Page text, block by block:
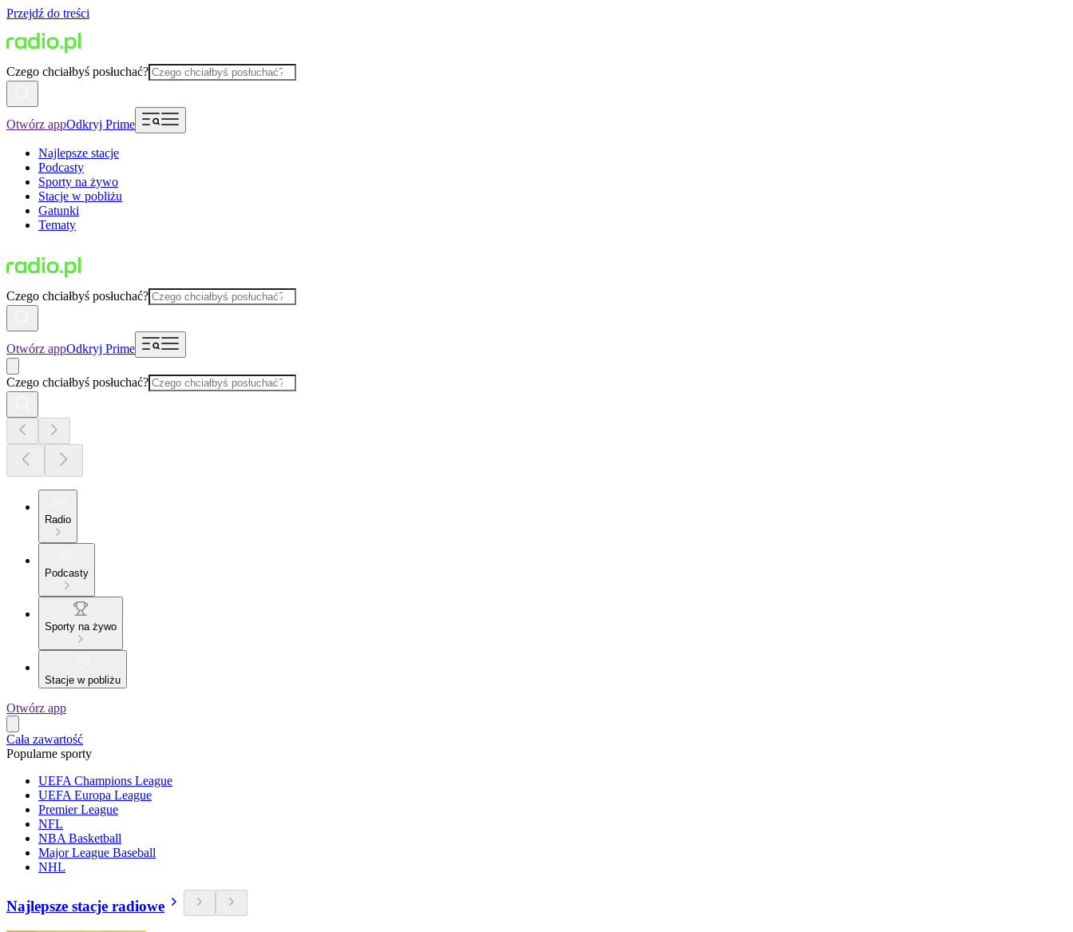
Przejdź do treści
Czego chciałbyś posłuchać?
Otwórz appOdkryj Prime
Najlepsze stacje
Podcasty
Sporty na żywo
Stacje w pobliżu
Gatunki
Tematy
Czego chciałbyś posłuchać?
Otwórz appOdkryj Prime
Czego chciałbyś posłuchać?
Radio
Podcasty
Sporty na żywo
Stacje w pobliżu
Otwórz app
Cała zawartość
Popularne sporty
UEFA Champions League
UEFA Europa League
Premier League
NFL
NBA Basketball
Major League Baseball
NHL
Najlepsze stacje radiowe